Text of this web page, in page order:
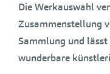
Die Werkauswahl
Zusammenstellung
Sammlung und lässt
wunderbare